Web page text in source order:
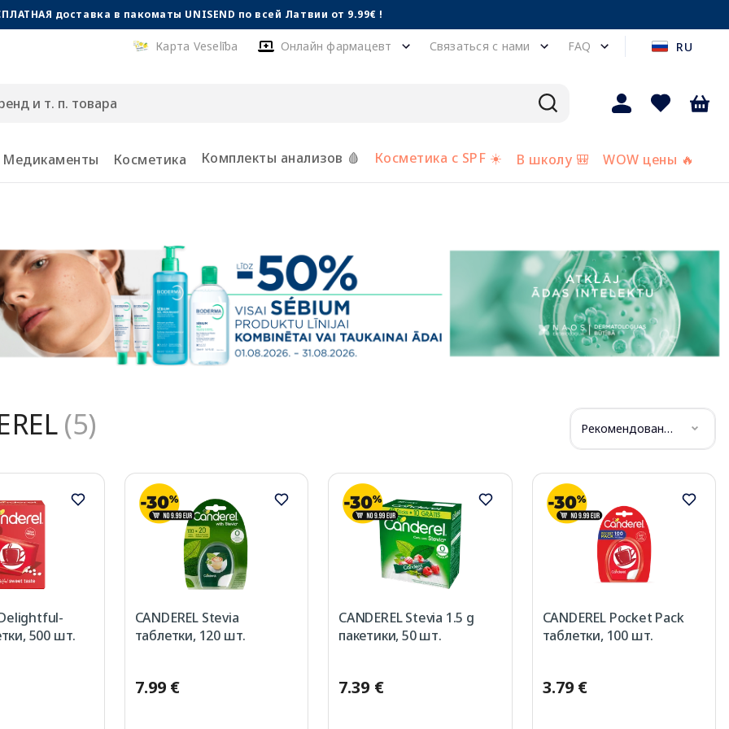
доставка в пакоматы UNISEND по всей Латвии от 9.99€ !
Карта Veselība Онлайн фармацевт Связаться с нами FAQ RU
Медикаменты Косметика Комплекты анализов 🩸 Косметика с SPF ☀️ В школу 🎒 WOW цены 🔥
(5) Рекомендованные
Delightful-
500 шт.
CANDEREL Stevia
таблетки, 120 шт.
7.99 €
CANDEREL Stevia 1.5 g
пакетики, 50 шт.
7.39 €
CANDEREL Pocket Pack
таблетки, 100 шт.
3.79 €